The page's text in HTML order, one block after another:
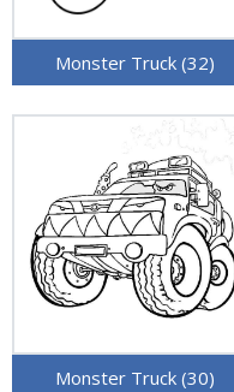
Monster Truck (32)
Monster Truck (30)